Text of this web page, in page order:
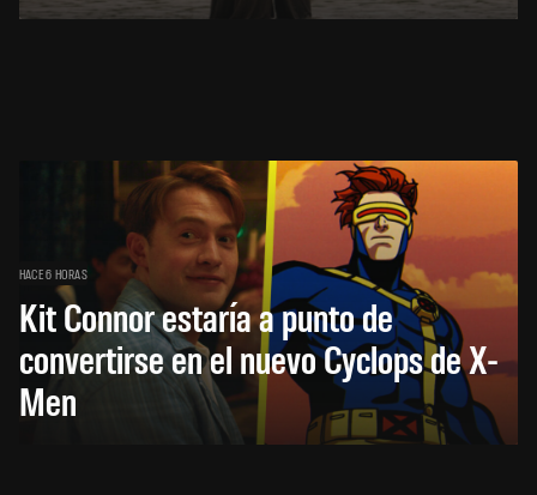
HACE 6 HORAS
Kit Connor estaría a punto de
convertirse en el nuevo Cyclops de X-
Men